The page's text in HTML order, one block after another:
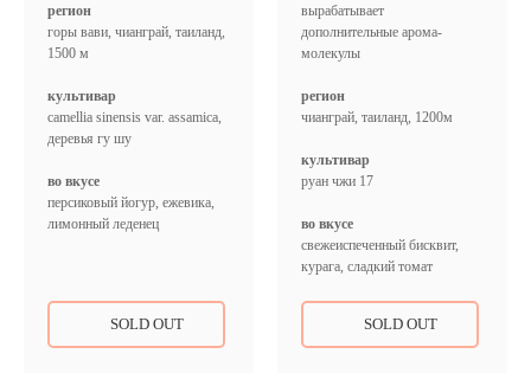
регион
горы вави, чианграй, таиланд,
1500 м
культивар
camellia sinensis var. assamica,
деревья гу шу
во вкусе
персиковый йогур, ежевика,
лимонный леденец
SOLD OUT
вырабатывает
дополнительные арома-
молекулы
регион
чианграй, таиланд, 1200м
культивар
руан чжи 17
во вкусе
свежеиспеченный бисквит,
курага, сладкий томат
SOLD OUT